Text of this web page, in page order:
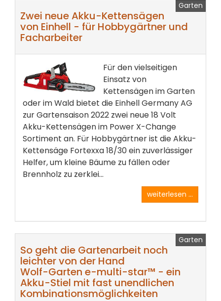
Garten
Zwei neue Akku-Kettensägen
von Einhell - für Hobbygärtner und
Facharbeiter
Für den vielseitigen
Einsatz von
Kettensägen im Garten
oder im Wald bietet die Einhell Germany AG
zur Gartensaison 2022 zwei neue 18 Volt
Akku-Kettensägen im Power X-Change
Sortiment an. Für Hobbygärtner ist die Akku-
Kettensäge Fortexxa 18/30 ein zuverlässiger
Helfer, um kleine Bäume zu fällen oder
Brennholz zu zerklei...
weiterlesen ...
Garten
So geht die Gartenarbeit noch
leichter von der Hand
Wolf-Garten e-multi-star™ - ein
Akku-Stiel mit fast unendlichen
Kombinationsmöglichkeiten